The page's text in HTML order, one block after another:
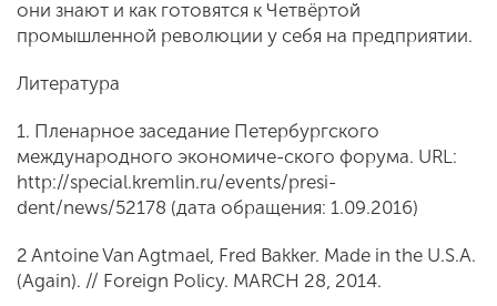
они знают и как готовятся к Четвёртой
промышленной революции у себя на предприятии.
Литература
1. Пленарное заседание Петербургского
международного экономиче-ского форума. URL:
http://special.kremlin.ru/events/presi-
dent/news/52178 (дата обращения: 1.09.2016)
2 Antoine Van Agtmael, Fred Bakker. Made in the U.S.A.
(Again). // Foreign Policy. MARCH 28, 2014.